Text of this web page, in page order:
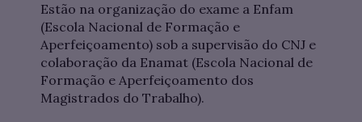
Estão na organização do exame a Enfam
(Escola Nacional de Formação e
Aperfeiçoamento) sob a supervisão do CNJ e
colaboração da Enamat (Escola Nacional de
Formação e Aperfeiçoamento dos
Magistrados do Trabalho).